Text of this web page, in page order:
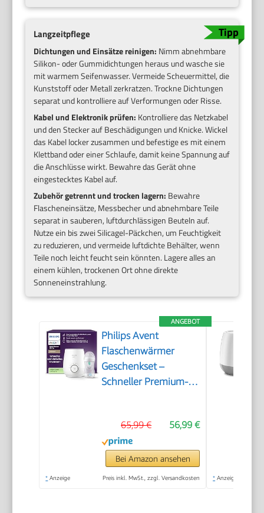
Langzeitpflege
Dichtungen und Einsätze reinigen: Nimm abnehmbare
Silikon- oder Gummidichtungen heraus und wasche sie
mit warmem Seifenwasser. Vermeide Scheuermittel, die
Kunststoff oder Metall zerkratzen. Trockne Dichtungen
separat und kontrolliere auf Verformungen oder Risse.
Kabel und Elektronik prüfen: Kontrolliere das Netzkabel
und den Stecker auf Beschädigungen und Knicke. Wickel
das Kabel locker zusammen und befestige es mit einem
Klettband oder einer Schlaufe, damit keine Spannung auf
die Anschlüsse wirkt. Bewahre das Gerät ohne
eingestecktes Kabel auf.
Zubehör getrennt und trocken lagern: Bewahre
Flascheneinsätze, Messbecher und abnehmbare Teile
separat in sauberen, luftdurchlässigen Beuteln auf.
Nutze ein bis zwei Silicagel-Päckchen, um Feuchtigkeit
zu reduzieren, und vermeide luftdichte Behälter, wenn
Teile noch leicht feucht sein könnten. Lagere alles an
einem kühlen, trockenen Ort ohne direkte
Sonneneinstrahlung.
ANGEBOT
Philips Avent
Flaschenwärmer
Geschenkset –
Schneller Premium-
Babyflasche,
intelligente
Temperaturregelung,
automatische
56,99 €
65,99 €
Bei Amazon ansehen
* Anzeige Preis inkl. MwSt., zzgl. Versandkosten * Anzeige